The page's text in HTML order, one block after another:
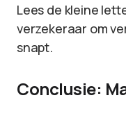
Lees de kleine
verzekeraar om
snapt.
Conclusie: